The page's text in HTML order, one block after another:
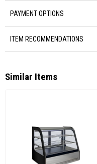
PAYMENT OPTIONS
ITEM RECOMMENDATIONS
Similar Items